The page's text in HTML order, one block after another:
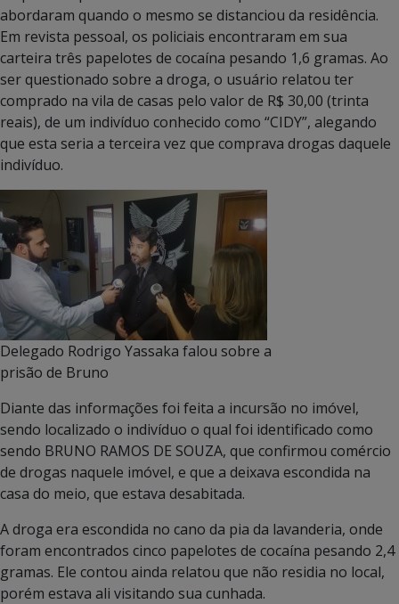
abordaram quando o mesmo se distanciou da residência.
Em revista pessoal, os policiais encontraram em sua
carteira três papelotes de cocaína pesando 1,6 gramas. Ao
ser questionado sobre a droga, o usuário relatou ter
comprado na vila de casas pelo valor de R$ 30,00 (trinta
reais), de um indivíduo conhecido como “CIDY”, alegando
que esta seria a terceira vez que comprava drogas daquele
indivíduo.
Delegado Rodrigo Yassaka falou sobre a
prisão de Bruno
Diante das informações foi feita a incursão no imóvel,
sendo localizado o indivíduo o qual foi identificado como
sendo BRUNO RAMOS DE SOUZA, que confirmou comércio
de drogas naquele imóvel, e que a deixava escondida na
casa do meio, que estava desabitada.
A droga era escondida no cano da pia da lavanderia, onde
foram encontrados cinco papelotes de cocaína pesando 2,4
gramas. Ele contou ainda relatou que não residia no local,
porém estava ali visitando sua cunhada.